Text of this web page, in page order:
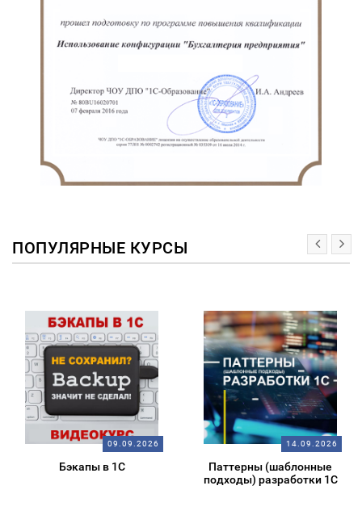
ПОПУЛЯРНЫЕ КУРСЫ
09.09.2026
Бэкапы в 1С
14.09.2026
Паттерны (шаблонные
подходы) разработки 1С